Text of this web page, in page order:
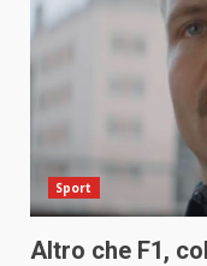
Sport
Altro che F1,